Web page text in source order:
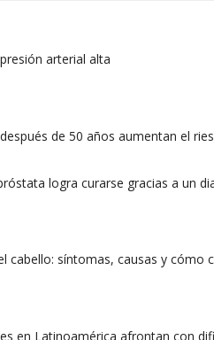
arterial alta
de 50 años aumentan el
logra curarse gracias a un
cabello: síntomas, causas y cómo
en Latinoamérica afrontan con